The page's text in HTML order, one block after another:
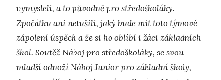
vymysleli, a to původně pro středoškoláky.
Zpočátku ani netušili, jaký bude mít toto týmové
zápolení úspěch a že si ho oblíbí i žáci základních
škol. Soutěž Náboj pro středoškoláky, se svou
mladší odnoží Náboj Junior pro základní školy,